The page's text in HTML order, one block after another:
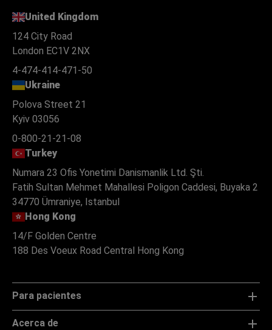
United Kingdom
124 City Road
London EC1V 2NX
4-474-414-471-50
Ukraine
Polova Street 21
Kyiv 03056
0-800-21-21-08
Turkey
Numara 23 Ofis Yonetimi Danismanlik Ltd. Şti.
Fatih Sultan Mehmet Mahallesi Poligon Caddesi, Buyaka 2
34770 Ümraniye, Istanbul
Hong Kong
14/F Golden Centre
188 Des Voeux Road Central Hong Kong
Para pacientes
Acerca de